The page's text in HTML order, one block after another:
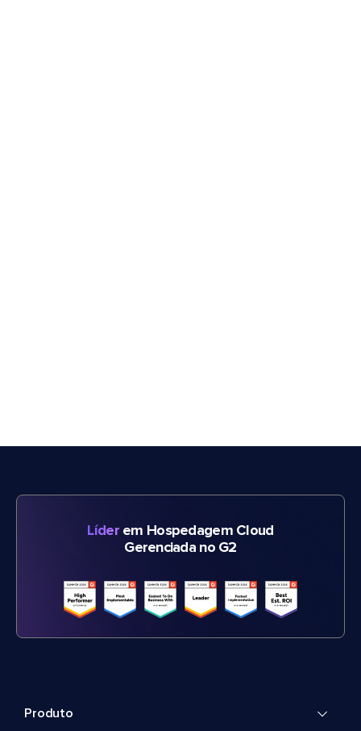
Líderem Hospedagem Cloud
Gerenciada no G2
Produto